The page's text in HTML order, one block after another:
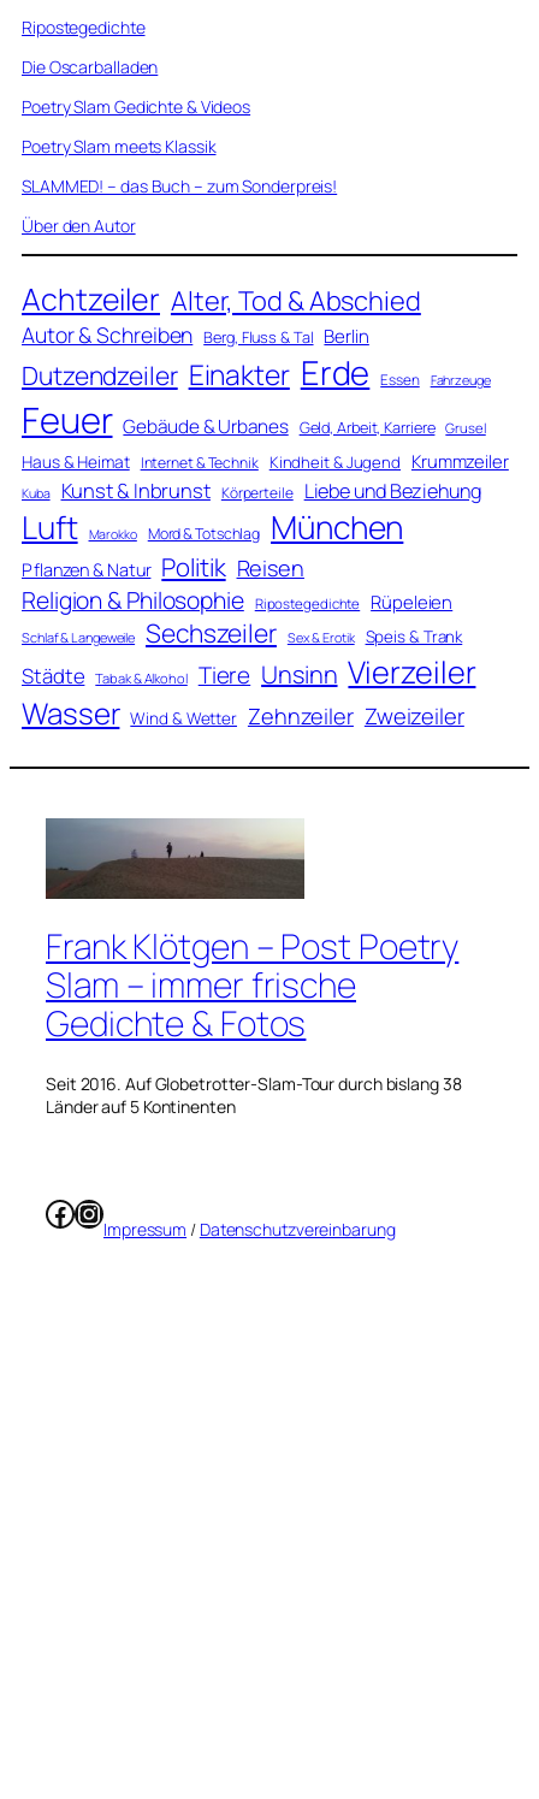
Ripostegedichte
Die Oscarballaden
Poetry Slam Gedichte & Videos
Poetry Slam meets Klassik
SLAMMED! – das Buch – zum Sonderpreis!
Über den Autor
Achtzeiler Alter, Tod & Abschied
Autor & Schreiben Berg, Fluss & Tal Berlin
Dutzendzeiler Einakter Erde Essen Fahrzeuge
Feuer Gebäude & Urbanes Geld, Arbeit, Karriere Grusel
Haus & Heimat Internet & Technik Kindheit & Jugend Krummzeiler
Kuba Kunst & Inbrunst Körperteile Liebe und Beziehung
Luft Marokko Mord & Totschlag München
Pflanzen & Natur Politik Reisen
Religion & Philosophie Ripostegedichte Rüpeleien
Schlaf & Langeweile Sechszeiler Sex & Erotik Speis & Trank
Städte Tabak & Alkohol Tiere Unsinn Vierzeiler
Wasser Wind & Wetter Zehnzeiler Zweizeiler
Frank Klötgen – Post Poetry
Slam – immer frische
Gedichte & Fotos
Seit 2016. Auf Globetrotter-Slam-Tour durch bislang 38
Länder auf 5 Kontinenten
Facebook
Instagram
Impressum / Datenschutzvereinbarung